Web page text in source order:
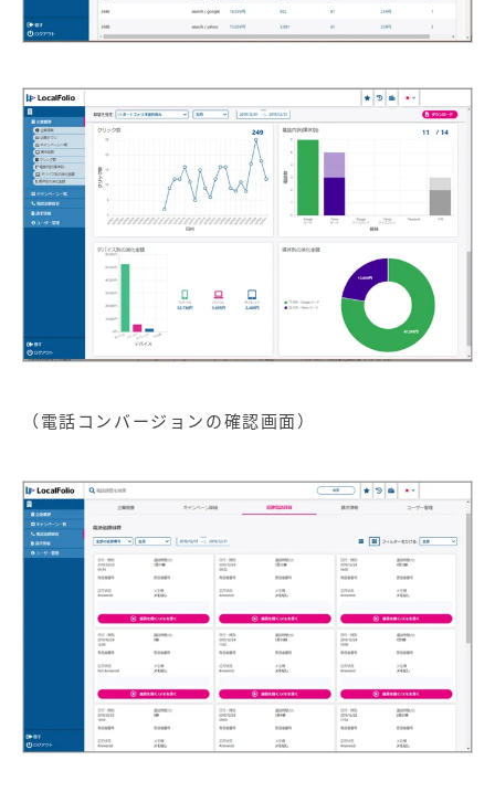
（電話コンバージョンの確認画面）